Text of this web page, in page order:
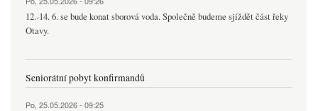
12.-14. 6. se bude konat sborová voda. Společně budeme sjíždět část řeky
Otavy.
Seniorátní pobyt konfirmandů
Po, 25.05.2026 - 09:25